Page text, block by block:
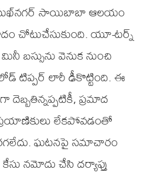
సాయిబాబా ఆలయం
చోటుచేసుకుంది. యూ-టర్న్
బస్సును వెనుక నుంచి
టిప్పర్ లారీ ఢీకొట్టింది. ఈ
దెబ్బతిన్నప్పటికీ, ప్రమాద
లేకపోవడంతో
ఘటనపై సమాచారం
నమోదు చేసి దర్యాప్తు